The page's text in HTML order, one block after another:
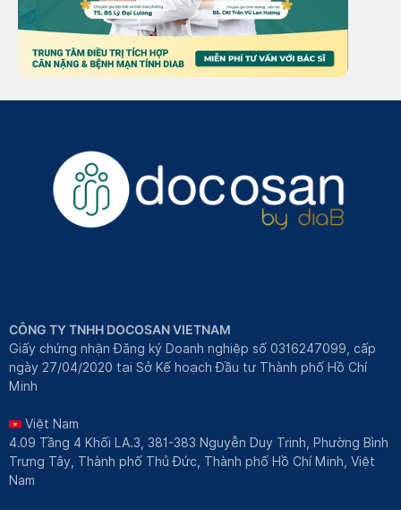
CÔNG TY TNHH DOCOSAN VIETNAM
Giấy chứng nhận Đăng ký Doanh nghiệp số 0316247099, cấp
ngày 27/04/2020 tại Sở Kế hoạch Đầu tư Thành phố Hồ Chí
Minh
Việt Nam
4.09 Tầng 4 Khối LA.3, 381-383 Nguyễn Duy Trinh, Phường Bình
Trưng Tây, Thành phố Thủ Đức, Thành phố Hồ Chí Minh, Việt
Nam